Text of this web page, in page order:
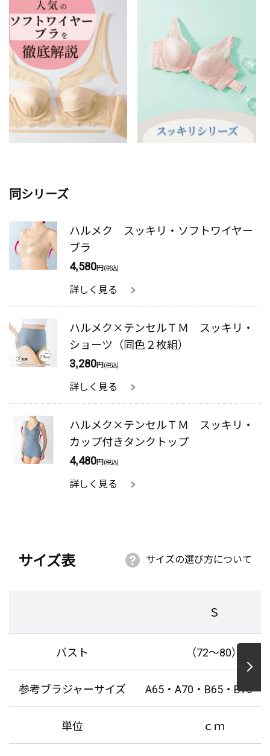
同シリーズ
ハルメク スッキリ・ソフトワイヤー
ブラ
4,580円(税込)
詳しく見る
ハルメク×テンセルＴＭ スッキリ・
ショーツ（同色２枚組）
3,280円(税込)
詳しく見る
ハルメク×テンセルＴＭ スッキリ・
カップ付きタンクトップ
4,480円(税込)
詳しく見る
サイズ表 サイズの選び方について
Ｓ
バスト （72～80）
参考ブラジャーサイズ A65・A70・B65・B70・
単位 ｃｍ